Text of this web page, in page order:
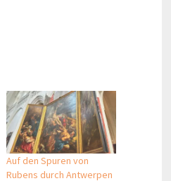
Auf den Spuren von
Rubens durch Antwerpen